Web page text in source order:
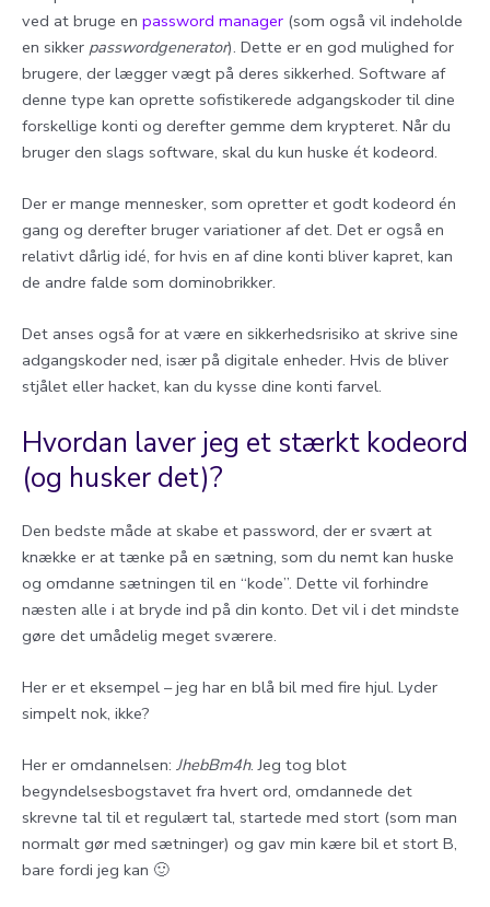
ved at bruge en password manager (som også vil indeholde
en sikker passwordgenerator). Dette er en god mulighed for
brugere, der lægger vægt på deres sikkerhed. Software af
denne type kan oprette sofistikerede adgangskoder til dine
forskellige konti og derefter gemme dem krypteret. Når du
bruger den slags software, skal du kun huske ét kodeord.
Der er mange mennesker, som opretter et godt kodeord én
gang og derefter bruger variationer af det. Det er også en
relativt dårlig idé, for hvis en af dine konti bliver kapret, kan
de andre falde som dominobrikker.
Det anses også for at være en sikkerhedsrisiko at skrive sine
adgangskoder ned, især på digitale enheder. Hvis de bliver
stjålet eller hacket, kan du kysse dine konti farvel.
Hvordan laver jeg et stærkt kodeord
(og husker det)?
Den bedste måde at skabe et password, der er svært at
knække er at tænke på en sætning, som du nemt kan huske
og omdanne sætningen til en “kode”. Dette vil forhindre
næsten alle i at bryde ind på din konto. Det vil i det mindste
gøre det umådelig meget sværere.
Her er et eksempel – jeg har en blå bil med fire hjul. Lyder
simpelt nok, ikke?
Her er omdannelsen: JhebBm4h. Jeg tog blot
begyndelsesbogstavet fra hvert ord, omdannede det
skrevne tal til et regulært tal, startede med stort (som man
normalt gør med sætninger) og gav min kære bil et stort B,
bare fordi jeg kan 🙂